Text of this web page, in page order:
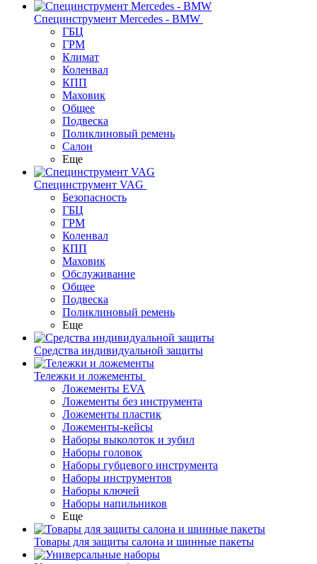
Специнструмент Mercedes - BMW
ГБЦ
ГРМ
Климат
Коленвал
КПП
Маховик
Общее
Подвеска
Поликлиновый ремень
Салон
Еще
Специнструмент VAG
Безопасность
ГБЦ
ГРМ
Коленвал
КПП
Маховик
Обслуживание
Общее
Подвеска
Поликлиновый ремень
Еще
Средства индивидуальной защиты
Тележки и ложементы
Ложементы EVA
Ложементы без инструмента
Ложементы пластик
Ложементы-кейсы
Наборы выколоток и зубил
Наборы головок
Наборы губцевого инструмента
Наборы инструментов
Наборы ключей
Наборы напильников
Еще
Товары для защиты салона и шинные пакеты